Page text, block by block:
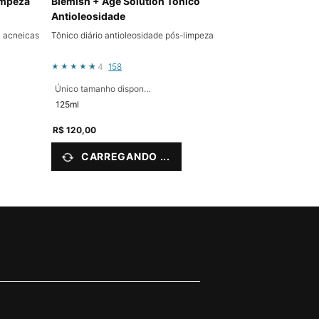
acneicas
Antioleosidade
Tônico diário antioleosidade pós-limpeza
4 158
Único tamanho disponível
125ml
R$ 120,00
CARREGANDO ...